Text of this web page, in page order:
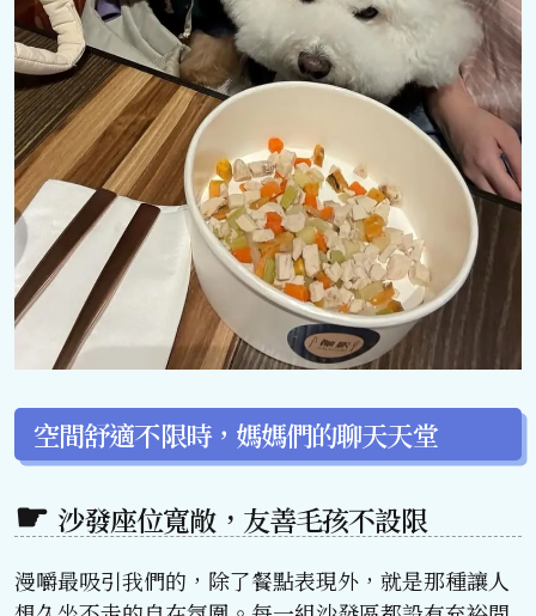
空間舒適不限時，媽媽們的聊天天堂
沙發座位寬敞，友善毛孩不設限
漫嚼最吸引我們的，除了餐點表現外，就是那種讓人